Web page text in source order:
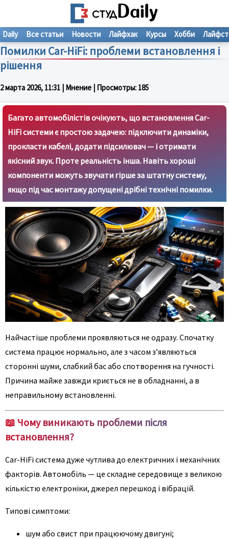
Помилки Car-HiFi: проблеми встановлення і
рішення
2 марта 2026, 11:31 | Мнение | Просмотры: 185
Daily Все статьи Новости Лайфхак Курсы Хобби
Багато автомобілістів очікують, що встановлення Car-
HiFi системи є простою задачею: підключити динаміки,
прокласти кабелі, додати підсилювач — і отримати
якісний звук. Проте реальність інша. Навіть хороші
компоненти можуть звучати гірше за штатну систему,
якщо під час монтажу допущені дрібні технічні помилки.
Найчастіше проблеми проявляються не одразу. Спочатку
система працює нормально, але з часом з’являються
сторонні шуми, слабкий бас або спотворення на гучності.
Причина майже завжди криється не в обладнанні, а в
неправильному встановленні.
📖 Чому виникають проблеми після
встановлення?
Car-HiFi система дуже чутлива до електричних і механічних
факторів. Автомобіль — це складне середовище з великою
кількістю електроніки, джерел перешкод і вібрацій.
Типові симптоми:
шум або свист при працюючому двигуні;